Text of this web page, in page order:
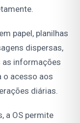
papel, planilhas
dispersas,
informações
o acesso aos
diárias.
a OS permite